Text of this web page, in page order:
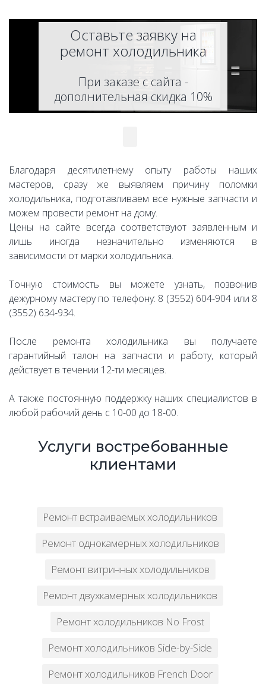
Оставьте заявку на
ремонт холодильника
При заказе с сайта -
дополнительная скидка 10%
Благодаря десятилетнему опыту работы наших
мастеров, сразу же выявляем причину поломки
холодильника, подготавливаем все нужные запчасти и
можем провести ремонт на дому.
Цены на сайте всегда соответствуют заявленным и
лишь иногда незначительно изменяются в
зависимости от марки холодильника.
Точную стоимость вы можете узнать, позвонив
дежурному мастеру по телефону: 8 (3552) 604-904 или 8
(3552) 634-934.
После ремонта холодильника вы получаете
гарантийный талон на запчасти и работу, который
действует в течении 12-ти месяцев.
А также постоянную поддержку наших специалистов в
любой рабочий день с 10-00 до 18-00.
Услуги востребованные
клиентами
Ремонт встраиваемых холодильников
Ремонт однокамерных холодильников
Ремонт витринных холодильников
Ремонт двухкамерных холодильников
Ремонт холодильников No Frost
Ремонт холодильников Side-by-Side
Ремонт холодильников French Door